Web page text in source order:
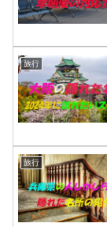
旅行
旅行